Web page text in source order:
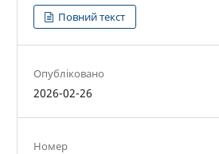
Повний текст
Опубліковано
2026-02-26
Номер